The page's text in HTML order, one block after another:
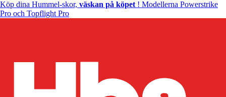
Köp dina Hummel-skor, väskan på köpet ! Modellerna Powerstrike
Pro och Topflight Pro